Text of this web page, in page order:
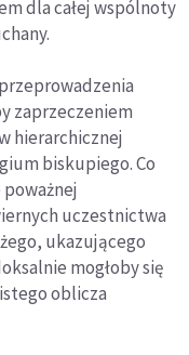
dla całej wspólnoty
zaprzeczeniem
hierarchicznej
biskupiego. Co
uczestnictwa
ukazującego
mogłoby się
oblicza